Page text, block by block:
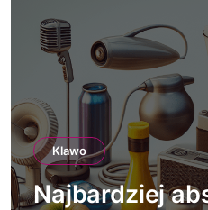
Klawo
Najbardziej